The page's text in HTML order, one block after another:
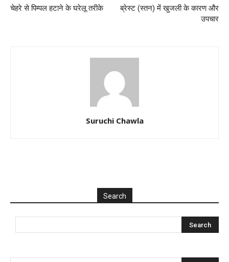
चेहरे से पिम्पल हटाने के घरेलू तरीके
ब्रेस्ट (स्तन) में खुजली के कारण और
उपचार
Suruchi Chawla
Search